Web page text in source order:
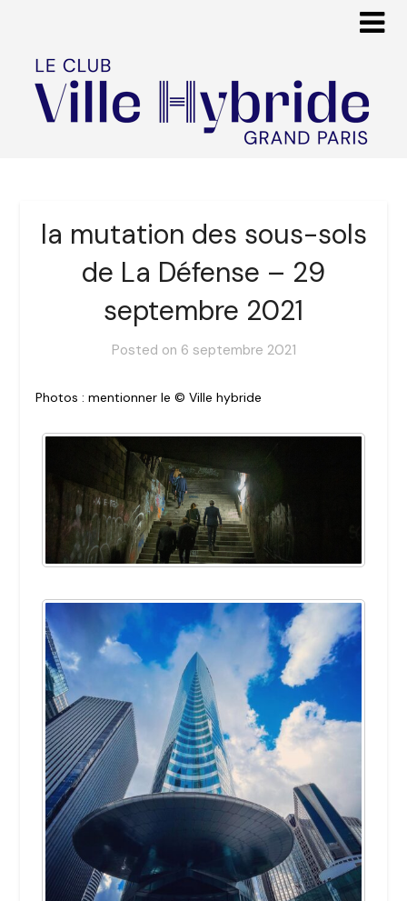
la mutation des sous-sols
de La Défense – 29
septembre 2021
Posted on 6 septembre 2021
Photos : mentionner le © Ville hybride